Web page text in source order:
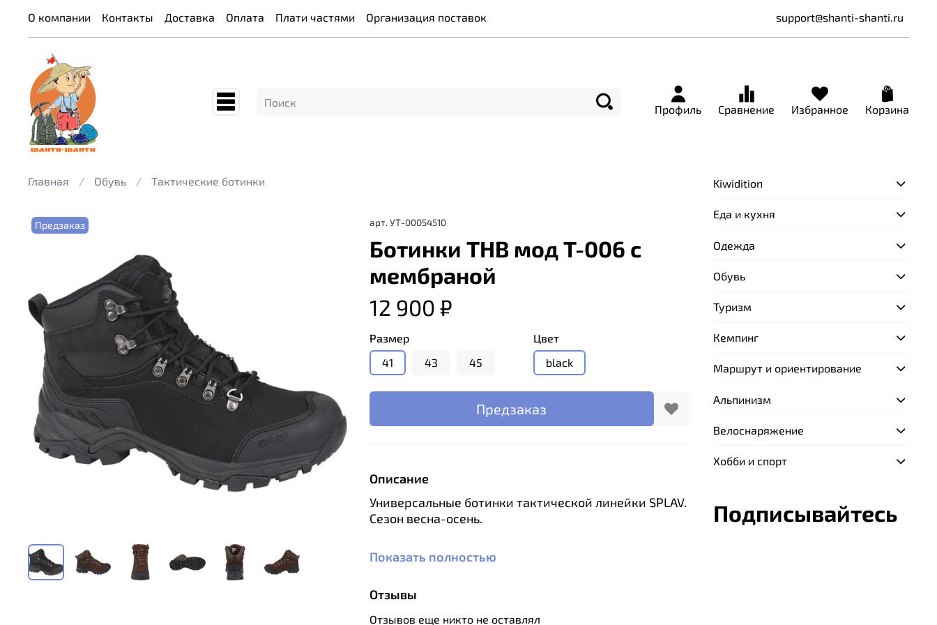
О компании Контакты Доставка Оплата Плати частями Организация поставок support@shanti-shanti.ru
Профиль Сравнение Избранное Корзина
Главная Обувь Тактические ботинки
Предзаказ арт. УТ-00054510
Ботинки THB мод T-006 с
мембраной
12 900 ₽
Размер
41
43 45
Цвет
black
Предзаказ
Описание
Универсальные ботинки тактической линейки SPLAV.
Сезон весна-осень.
Материал верха – натуральная кожа (т. 2,2 мм) с
ПУ покрытием, с водоотталкивающей
Показать полностью
Отзывы
Отзывов еще никто не оставлял
Kiwidition
Еда и кухня
Одежда
Обувь
Туризм
Кемпинг
Маршрут и ориентирование
Альпинизм
Велоснаряжение
Хобби и спорт
Подписывайтесь